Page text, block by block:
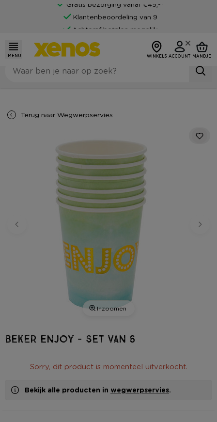
Gratis bezorging vanaf €45,-*
Klantenbeoordeling van 9
Achteraf betalen mogelijk
MENU WINKELS ACCOUNT MANDJE
Terug naar Wegwerpservies
Inzoomen
Beker enjoy - set van 6
Sorry, dit product is momenteel uitverkocht.
Bekijk alle producten in wegwerpservies.